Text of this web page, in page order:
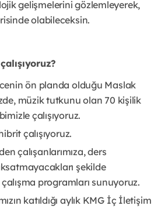
gelişmelerini gözlemleyerek,
olabileceksin.
ön planda olduğu Maslak
müzik tutkunu olan 70 kişilik
çalışıyoruz.
çalışıyoruz.
çalışanlarımıza, ders
şekilde
programları sunuyoruz.
katıldığı aylık KMG İç İletişim